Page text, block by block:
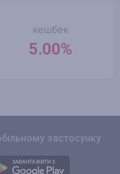
кешбек
5.00%
застосунку